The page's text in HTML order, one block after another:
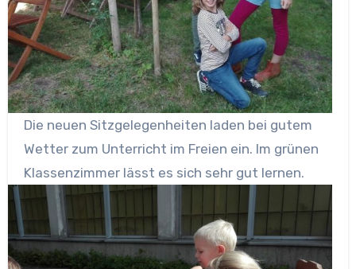
Die neuen Sitzgelegenheiten laden bei gutem
Wetter zum Unterricht im Freien ein. Im grünen
Klassenzimmer lässt es sich sehr gut lernen.